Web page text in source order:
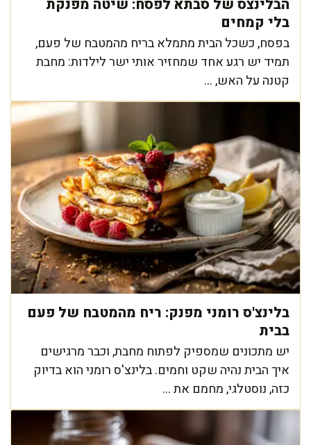
הבלינצס של סבתא לפסח: שיטה מפנקת
בלי קמחים
בפסח, כשכל הבית מתמלא בריח מהמטבח של פעם,
תמיד יש רגע אחד שמחזיר אותי ישר לילדות: מחבת
קטנה על האש, ...
בלינצ'ס רומני מפנק: ריח מהמטבח של פעם
בבית
יש מתכונים שמספיק לפתוח מחבת, וכבר מרגישים
איך הבית נהיה שקט וחמים. בלינצ'ס רומני הוא בדיוק
כזה, נוסטלגי, מחמם את ...